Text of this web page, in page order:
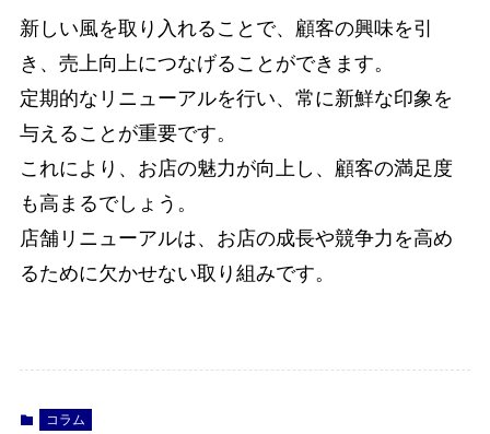
新しい風を取り入れることで、顧客の興味を引
き、売上向上につなげることができます。
定期的なリニューアルを行い、常に新鮮な印象を
与えることが重要です。
これにより、お店の魅力が向上し、顧客の満足度
も高まるでしょう。
店舗リニューアルは、お店の成長や競争力を高め
るために欠かせない取り組みです。
コラム